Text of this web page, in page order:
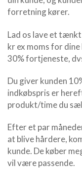
forretning kører.
Lad os lave et
kr ex moms for
30% fortjeneste,
Du giver kunden
indkøbspris er
produkt/time du
Efter et par
at blive hårdere,
kunde. De køber
vil være passende.